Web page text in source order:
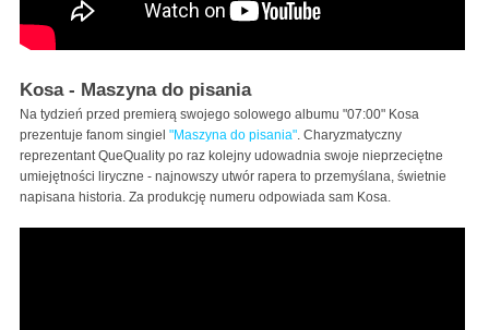
Kosa - Maszyna do pisania
Na tydzień przed premierą swojego solowego albumu "07:00" Kosa
prezentuje fanom singiel "Maszyna do pisania" . Charyzmatyczny
reprezentant QueQuality po raz kolejny udowadnia swoje nieprzeciętne
umiejętności liryczne - najnowszy utwór rapera to przemyślana, świetnie
napisana historia. Za produkcję numeru odpowiada sam Kosa.